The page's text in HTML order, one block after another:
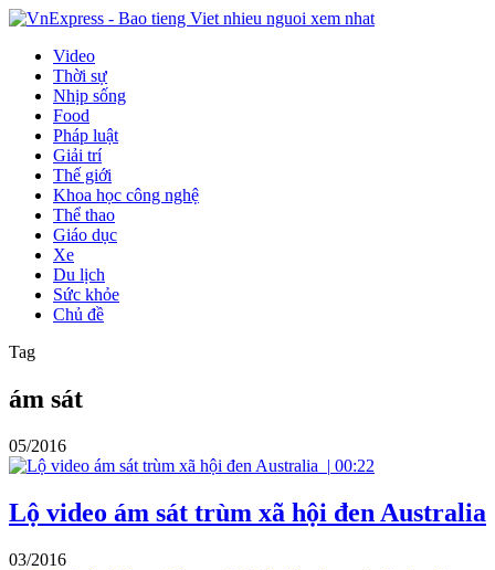
Video
Thời sự
Nhịp sống
Food
Pháp luật
Giải trí
Thế giới
Khoa học công nghệ
Thể thao
Giáo dục
Xe
Du lịch
Sức khỏe
Chủ đề
Tag
ám sát
05/2016
| 00:22
Lộ video ám sát trùm xã hội đen Australia
03/2016